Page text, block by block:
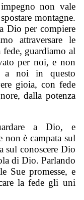
non vale
montagne.
Dio per compiere
attraversare le
guardiamo al
per noi, e non
a noi in questo
gioia, con fede
dalla potenza
a Dio, e
non è campata sul
sul conoscere Dio
di Dio. Parlando
Sue promesse, e
la fede gli uni